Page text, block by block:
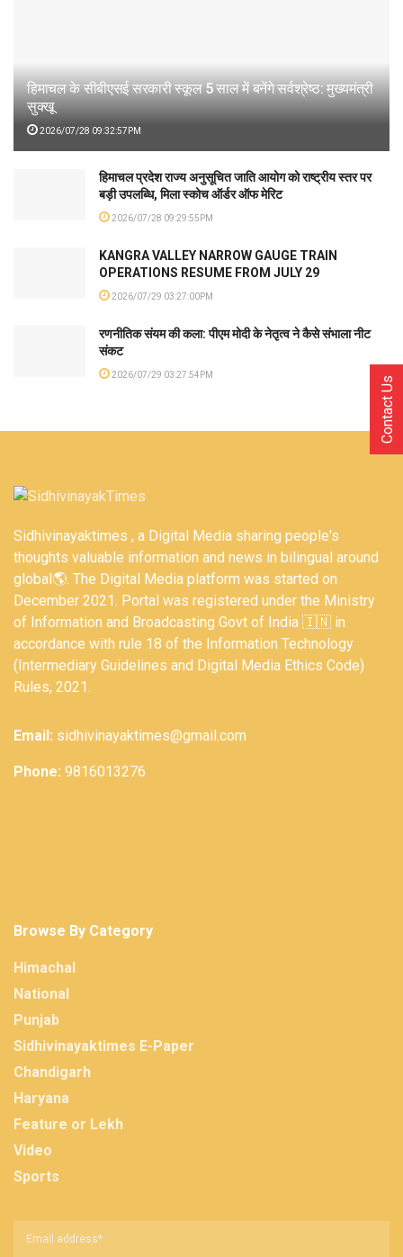
हिमाचल के सीबीएसई सरकारी स्कूल 5 साल में बनेंगे सर्वश्रेष्ठ: मुख्यमंत्री
सुक्खू
2026/07/28 09:32:57PM
हिमाचल प्रदेश राज्य अनुसूचित जाति आयोग को राष्ट्रीय स्तर पर
बड़ी उपलब्धि, मिला स्कोच ऑर्डर ऑफ मेरिट
2026/07/28 09:29:55PM
KANGRA VALLEY NARROW GAUGE TRAIN
OPERATIONS RESUME FROM JULY 29
2026/07/29 03:27:00PM
रणनीतिक संयम की कला: पीएम मोदी के नेतृत्व ने कैसे संभाला नीट
संकट
2026/07/29 03:27:54PM
Sidhivinayaktimes , a Digital Media sharing people's
thoughts valuable information and news in bilingual around
global🌎. The Digital Media platform was started on
December 2021. Portal was registered under the Ministry
of Information and Broadcasting Govt of India 🇮🇳 in
accordance with rule 18 of the Information Technology
(Intermediary Guidelines and Digital Media Ethics Code)
Rules, 2021.
Email: sidhivinayaktimes@gmail.com
Phone: 9816013276
Browse By Category
Himachal
National
Punjab
Sidhivinayaktimes E-Paper
Chandigarh
Haryana
Feature or Lekh
Video
Sports
Contact Us